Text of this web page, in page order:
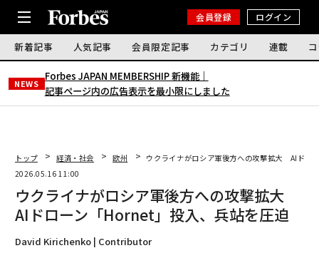
会員登録 ログイン
新着記事 人気記事 会員限定記事 カテゴリ 連載
NEWS
Forbes JAPAN MEMBERSHIP 新機能｜
記事ページ内の広告表示を最小限にしました
トップ 経済・社会 欧州
ウクライナがロシア軍後方への攻撃拡大 AIドロ
2026.05.16 11:00
ウクライナがロシア軍後方への攻撃拡大
AIドローン「Hornet」投入、兵站を圧迫
David Kirichenko | Contributor